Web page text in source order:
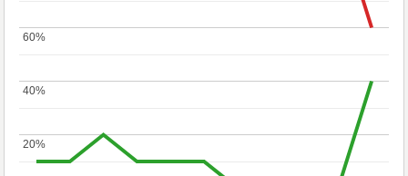
20%
20%
40%
40%
60%
60%